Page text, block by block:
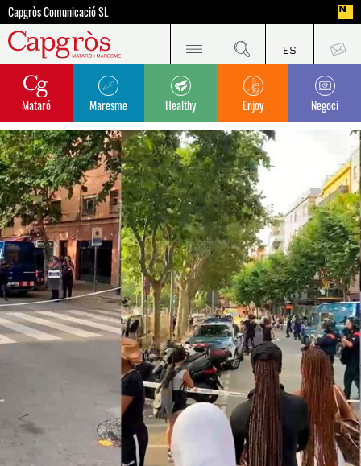
Capgròs Comunicació SL
Mataró Maresme Healthy Enjoy Negoci